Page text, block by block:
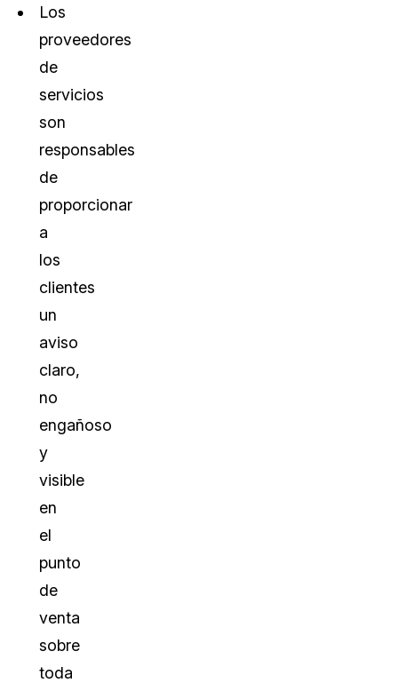
Los
proveedores
de
servicios
son
responsables
de
proporcionar
a
los
clientes
un
aviso
claro,
no
engañoso
y
visible
en
el
punto
de
venta
sobre
toda